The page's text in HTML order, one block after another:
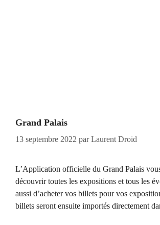
Grand Palais
13 septembre 2022 parLaurent Droid
L’Application officielle du Grand Palais
découvrir toutes les expositions et tous les
aussi d’acheter vos billets pour vos
billets seront ensuite importés directement